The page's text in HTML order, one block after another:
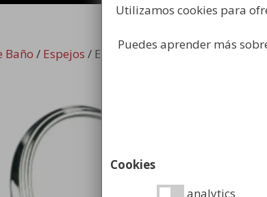
Baño / Espejos / Espejo Redondo de Sobremesa
Utilizamos cookies para
Puedes aprender más
Cookies
analytics